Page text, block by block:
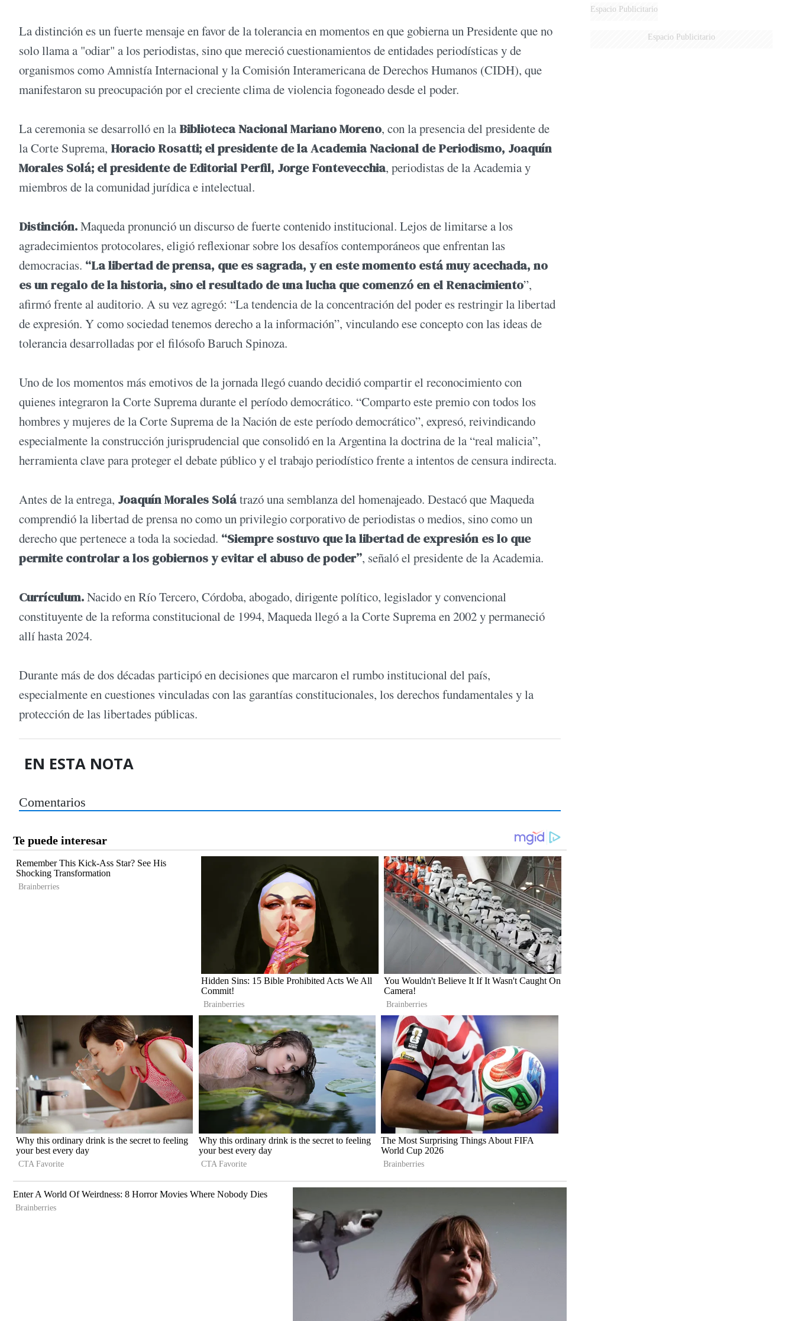
La distinción es un fuerte mensaje en favor de la tolerancia en momentos en que gobierna un Presidente que no
solo llama a "odiar" a los periodistas, sino que mereció cuestionamientos de entidades periodísticas y de
organismos como Amnistía Internacional y la Comisión Interamericana de Derechos Humanos (CIDH), que
manifestaron su preocupación por el creciente clima de violencia fogoneado desde el poder.
La ceremonia se desarrolló en la Biblioteca Nacional Mariano Moreno, con la presencia del presidente de
la Corte Suprema, Horacio Rosatti; el presidente de la Academia Nacional de Periodismo, Joaquín
Morales Solá; el presidente de Editorial Perfil, Jorge Fontevecchia, periodistas de la Academia y
miembros de la comunidad jurídica e intelectual.
Distinción.Maqueda pronunció un discurso de fuerte contenido institucional. Lejos de limitarse a los
agradecimientos protocolares, eligió reflexionar sobre los desafíos contemporáneos que enfrentan las
democracias. “La libertad de prensa, que es sagrada, y en este momento está muy acechada, no
es un regalo de la historia, sino el resultado de una lucha que comenzó en el Renacimiento”,
afirmó frente al auditorio. A su vez agregó: “La tendencia de la concentración del poder es restringir la libertad
de expresión. Y como sociedad tenemos derecho a la información”, vinculando ese concepto con las ideas de
tolerancia desarrolladas por el filósofo Baruch Spinoza.
Uno de los momentos más emotivos de la jornada llegó cuando decidió compartir el reconocimiento con
quienes integraron la Corte Suprema durante el período democrático. “Comparto este premio con todos los
hombres y mujeres de la Corte Suprema de la Nación de este período democrático”, expresó, reivindicando
especialmente la construcción jurisprudencial que consolidó en la Argentina la doctrina de la “real malicia”,
herramienta clave para proteger el debate público y el trabajo periodístico frente a intentos de censura indirecta.
Antes de la entrega, Joaquín Morales Solátrazó una semblanza del homenajeado. Destacó que Maqueda
comprendió la libertad de prensa no como un privilegio corporativo de periodistas o medios, sino como un
derecho que pertenece a toda la sociedad. “Siempre sostuvo que la libertad de expresión es lo que
permite controlar a los gobiernos y evitar el abuso de poder”, señaló el presidente de la Academia.
Currículum.Nacido en Río Tercero, Córdoba, abogado, dirigente político, legislador y convencional
constituyente de la reforma constitucional de 1994, Maqueda llegó a la Corte Suprema en 2002 y permaneció
allí hasta 2024.
Durante más de dos décadas participó en decisiones que marcaron el rumbo institucional del país,
especialmente en cuestiones vinculadas con las garantías constitucionales, los derechos fundamentales y la
protección de las libertades públicas.
EN ESTA NOTA
Comentarios
Espacio Publicitario
Espacio Publicitario